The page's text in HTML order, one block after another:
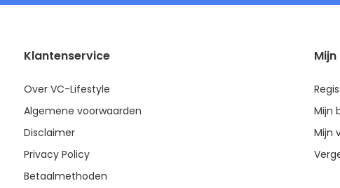
Klantenservice
Over VC-Lifestyle
Algemene voorwaarden
Disclaimer
Privacy Policy
Betaalmethoden
Mijn
Mijn